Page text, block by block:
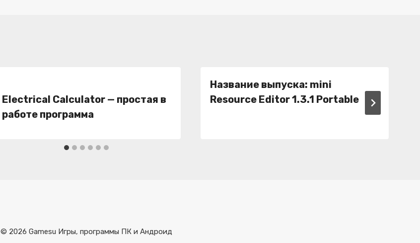
Electrical Calculator — простая в
работе программа
Название выпуска: mini
Resource Editor 1.3.1 Portable
© 2026 Gamesu Игры, программы ПК и Андроид